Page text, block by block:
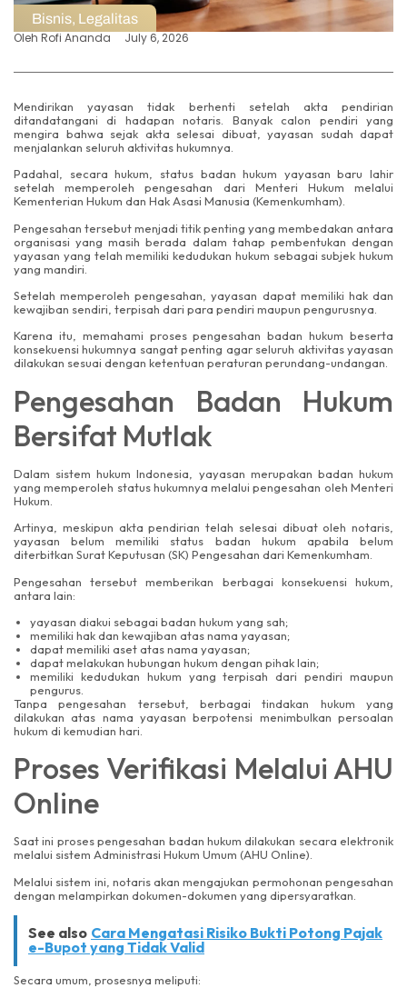
Bisnis, Legalitas
Oleh Rofi Ananda July 6, 2026
Mendirikan yayasan tidak berhenti setelah akta pendirian
ditandatangani di hadapan notaris. Banyak calon pendiri yang
mengira bahwa sejak akta selesai dibuat, yayasan sudah dapat
menjalankan seluruh aktivitas hukumnya.
Padahal, secara hukum, status badan hukum yayasan baru lahir
setelah memperoleh pengesahan dari Menteri Hukum melalui
Kementerian Hukum dan Hak Asasi Manusia (Kemenkumham).
Pengesahan tersebut menjadi titik penting yang membedakan antara
organisasi yang masih berada dalam tahap pembentukan dengan
yayasan yang telah memiliki kedudukan hukum sebagai subjek hukum
yang mandiri.
Setelah memperoleh pengesahan, yayasan dapat memiliki hak dan
kewajiban sendiri, terpisah dari para pendiri maupun pengurusnya.
Karena itu, memahami proses pengesahan badan hukum beserta
konsekuensi hukumnya sangat penting agar seluruh aktivitas yayasan
dilakukan sesuai dengan ketentuan peraturan perundang-undangan.
Pengesahan Badan Hukum
Bersifat Mutlak
Dalam sistem hukum Indonesia, yayasan merupakan badan hukum
yang memperoleh status hukumnya melalui pengesahan oleh Menteri
Hukum.
Artinya, meskipun akta pendirian telah selesai dibuat oleh notaris,
yayasan belum memiliki status badan hukum apabila belum
diterbitkan Surat Keputusan (SK) Pengesahan dari Kemenkumham.
Pengesahan tersebut memberikan berbagai konsekuensi hukum,
antara lain:
yayasan diakui sebagai badan hukum yang sah;
memiliki hak dan kewajiban atas nama yayasan;
dapat memiliki aset atas nama yayasan;
dapat melakukan hubungan hukum dengan pihak lain;
memiliki kedudukan hukum yang terpisah dari pendiri maupun
pengurus.
Tanpa pengesahan tersebut, berbagai tindakan hukum yang
dilakukan atas nama yayasan berpotensi menimbulkan persoalan
hukum di kemudian hari.
Proses Verifikasi Melalui AHU
Online
Saat ini proses pengesahan badan hukum dilakukan secara elektronik
melalui sistem Administrasi Hukum Umum (AHU Online).
Melalui sistem ini, notaris akan mengajukan permohonan pengesahan
dengan melampirkan dokumen-dokumen yang dipersyaratkan.
See also Cara Mengatasi Risiko Bukti Potong Pajak
e-Bupot yang Tidak Valid
Secara umum, prosesnya meliputi: